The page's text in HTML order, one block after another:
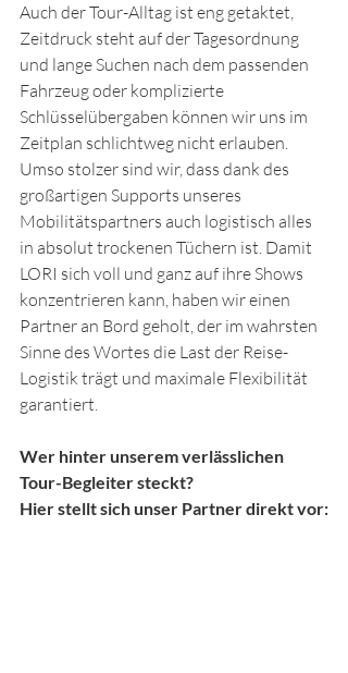
Auch der Tour-Alltag ist eng getaktet,
Zeitdruck steht auf der Tagesordnung
und lange Suchen nach dem passenden
Fahrzeug oder komplizierte
Schlüsselübergaben können wir uns im
Zeitplan schlichtweg nicht erlauben.
Umso stolzer sind wir, dass dank des
großartigen Supports unseres
Mobilitätspartners auch logistisch alles
in absolut trockenen Tüchern ist. Damit
LORI sich voll und ganz auf ihre Shows
konzentrieren kann, haben wir einen
Partner an Bord geholt, der im wahrsten
Sinne des Wortes die Last der Reise-
Logistik trägt und maximale Flexibilität
garantiert.
Wer hinter unserem verlässlichen
Tour-Begleiter steckt?
Hier stellt sich unser Partner direkt vor: